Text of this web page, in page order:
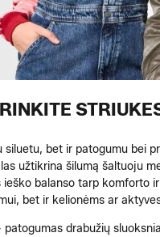
bet ir patogumu bei
užtikrina šilumą šaltuoju
balanso tarp komforto
bet ir kelionėms ar
drabužių